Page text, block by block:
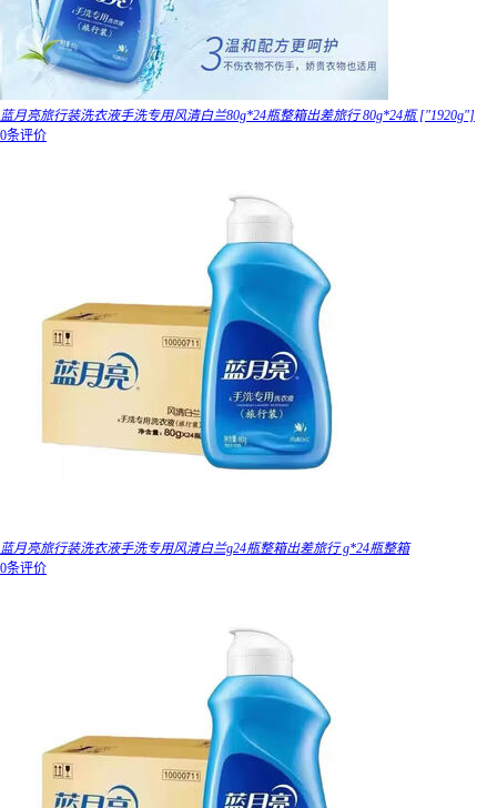
蓝月亮旅行装洗衣液手洗专用风清白兰80g*24瓶整箱出差旅行 80g*24瓶 ["1920g"]
0条评价
蓝月亮旅行装洗衣液手洗专用风清白兰g24瓶整箱出差旅行 g*24瓶整箱
0条评价